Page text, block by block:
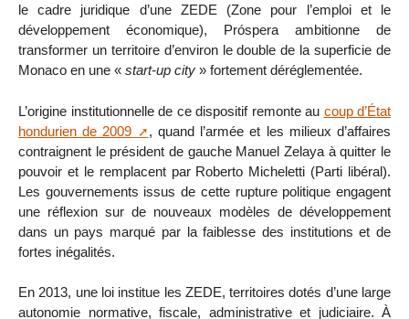
le cadre juridique d’une ZEDE (Zone pour l’emploi et le
développement économique), Próspera ambitionne de
transformer un territoire d’environ le double de la superficie de
Monaco en une « start-up city » fortement déréglementée.
L’origine institutionnelle de ce dispositif remonte au coup d’État
hondurien de 2009
, quand l’armée et les milieux d’affaires
contraignent le président de gauche Manuel Zelaya à quitter le
pouvoir et le remplacent par Roberto Micheletti (Parti libéral).
Les gouvernements issus de cette rupture politique engagent
une réflexion sur de nouveaux modèles de développement
dans un pays marqué par la faiblesse des institutions et de
fortes inégalités.
En 2013, une loi institue les ZEDE, territoires dotés d’une large
autonomie normative, fiscale, administrative et judiciaire. À